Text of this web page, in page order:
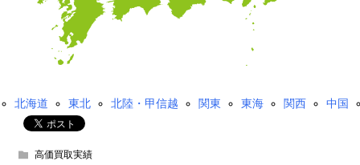
北海道 東北 北陸・甲信越 関東 東海 関西 中国
高価買取実績